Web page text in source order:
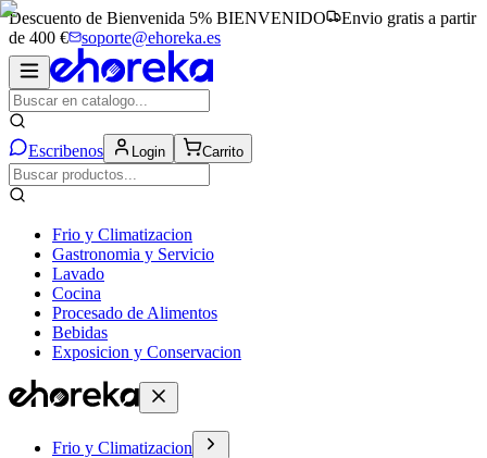
Descuento de Bienvenida 5% BIENVENIDO
Envio gratis a partir
de 400 €
soporte@ehoreka.es
Escribenos Login Carrito
Frio y Climatizacion
Gastronomia y Servicio
Lavado
Cocina
Procesado de Alimentos
Bebidas
Exposicion y Conservacion
Frio y Climatizacion